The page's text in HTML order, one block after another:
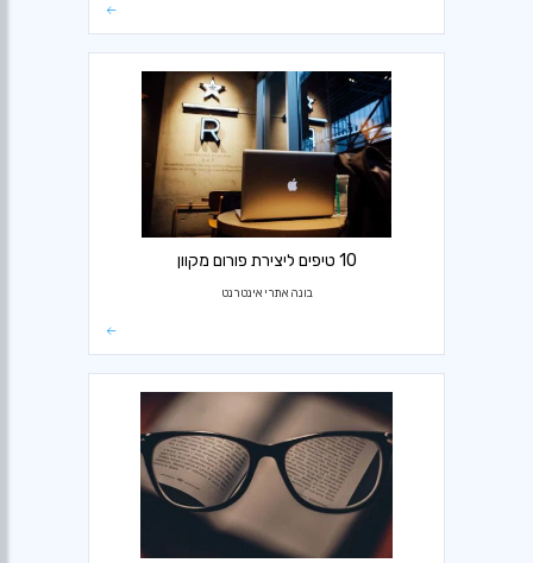
10 טיפים ליצירת פורום מקוון
בונה אתרי אינטרנט